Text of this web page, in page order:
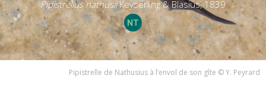
Pipistrellus nathusiiKeyserling & Blasius, 1839
Pipistrelle de Nathusius à l’envol de son gîte © Y. Peyrard